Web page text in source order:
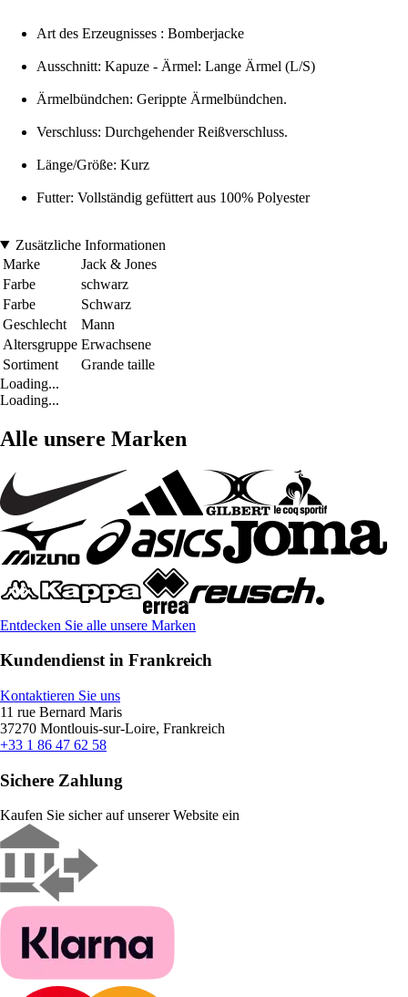
Art des Erzeugnisses : Bomberjacke
Ausschnitt: Kapuze - Ärmel: Lange Ärmel (L/S)
Ärmelbündchen: Gerippte Ärmelbündchen.
Verschluss: Durchgehender Reißverschluss.
Länge/Größe: Kurz
Futter: Vollständig gefüttert aus 100% Polyester
Zusätzliche Informationen
Marke
Jack & Jones
Farbe
schwarz
Farbe
Schwarz
Geschlecht
Mann
Altersgruppe Erwachsene
Sortiment
Grande taille
Loading...
Loading...
Alle unsere Marken
Entdecken Sie alle unsere Marken
Kundendienst in Frankreich
Kontaktieren Sie uns
11 rue Bernard Maris
37270 Montlouis-sur-Loire, Frankreich
+33 1 86 47 62 58
Sichere Zahlung
Kaufen Sie sicher auf unserer Website ein